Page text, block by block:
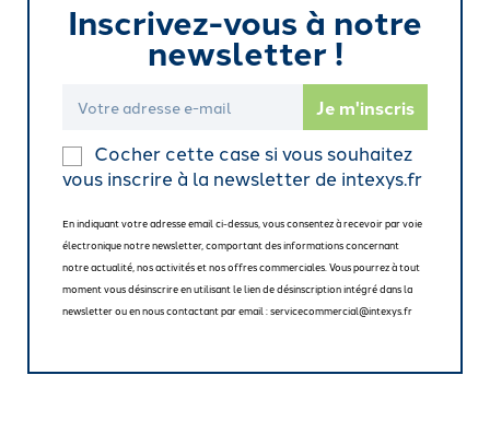
Inscrivez-vous à notre
newsletter !
Cocher cette case si vous souhaitez
vous inscrire à la newsletter de intexys.fr
En indiquant votre adresse email ci-dessus, vous consentez à recevoir par voie
électronique notre newsletter, comportant des informations concernant
notre actualité, nos activités et nos offres commerciales. Vous pourrez à tout
moment vous désinscrire en utilisant le lien de désinscription intégré dans la
newsletter ou en nous contactant par email : servicecommercial@intexys.fr